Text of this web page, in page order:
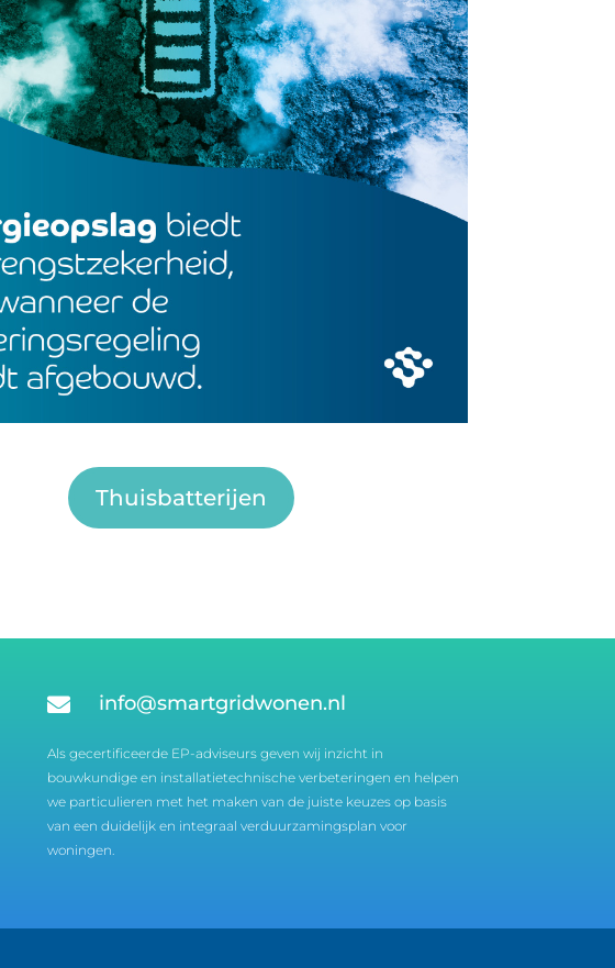
Thuisbatterijen
 info@smartgridwonen.nl
Als gecertificeerde EP-adviseurs geven wij inzicht in
bouwkundige en installatietechnische verbeteringen en helpen
we particulieren met het maken van de juiste keuzes op basis
van een duidelijk en integraal verduurzamingsplan voor
woningen.